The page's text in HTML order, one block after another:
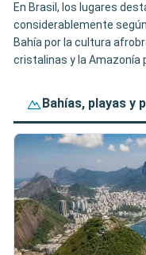
En Brasil, los lugares
considerablemente
Bahía por la cultura
cristalinas y la Amazonía
Bahías, playas y